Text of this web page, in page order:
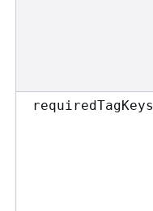
requiredTagKeys